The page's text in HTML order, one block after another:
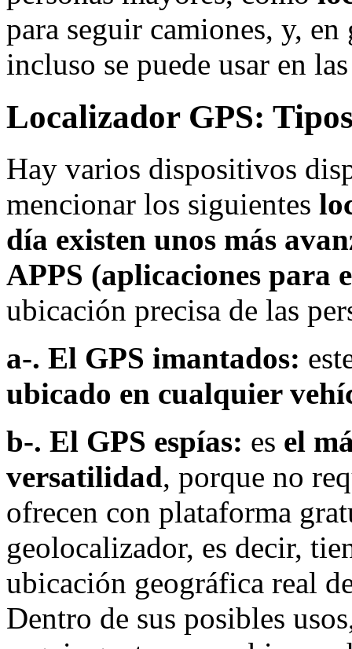
para seguir camiones, y,
incluso se puede usar en
Localizador GPS:
Hay varios dispositivos
mencionar los siguientes
día existen unos más
APPS (aplicaciones para
ubicación precisa de las
a-. El GPS imantados:
ubicado en cualquier
b-. El GPS espías: es el
versatilidad, porque no
ofrecen con plataforma
geolocalizador, es decir,
ubicación geográfica real
Dentro de sus posibles